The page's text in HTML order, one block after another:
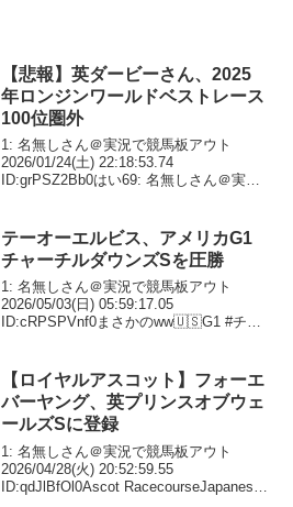
【悲報】英ダービーさん、2025
年ロンジンワールドベストレース
100位圏外
1: 名無しさん＠実況で競馬板アウト
2026/01/24(土) 22:18:53.74
ID:grPSZ2Bb0はい69: 名無しさん＠実況
テーオーエルビス、アメリカG1
チャーチルダウンズSを圧勝
1: 名無しさん＠実況で競馬板アウト
2026/05/03(日) 05:59:17.05
ID:cRPSPVnf0まさかのww🇺🇸G1 #チャ
道中5、6番手追走か...
【ロイヤルアスコット】フォーエ
バーヤング、英プリンスオブウェ
ールズSに登録
1: 名無しさん＠実況で競馬板アウト
2026/04/28(火) 20:52:59.55
ID:qdJlBfOl0Ascot RacecourseJapanese